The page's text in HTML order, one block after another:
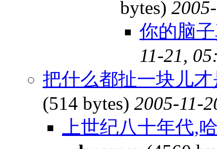
bytes)
你的脑
11-21,
把什么都扯一块儿
(514 bytes) 2005-11-
上世纪八十年代,